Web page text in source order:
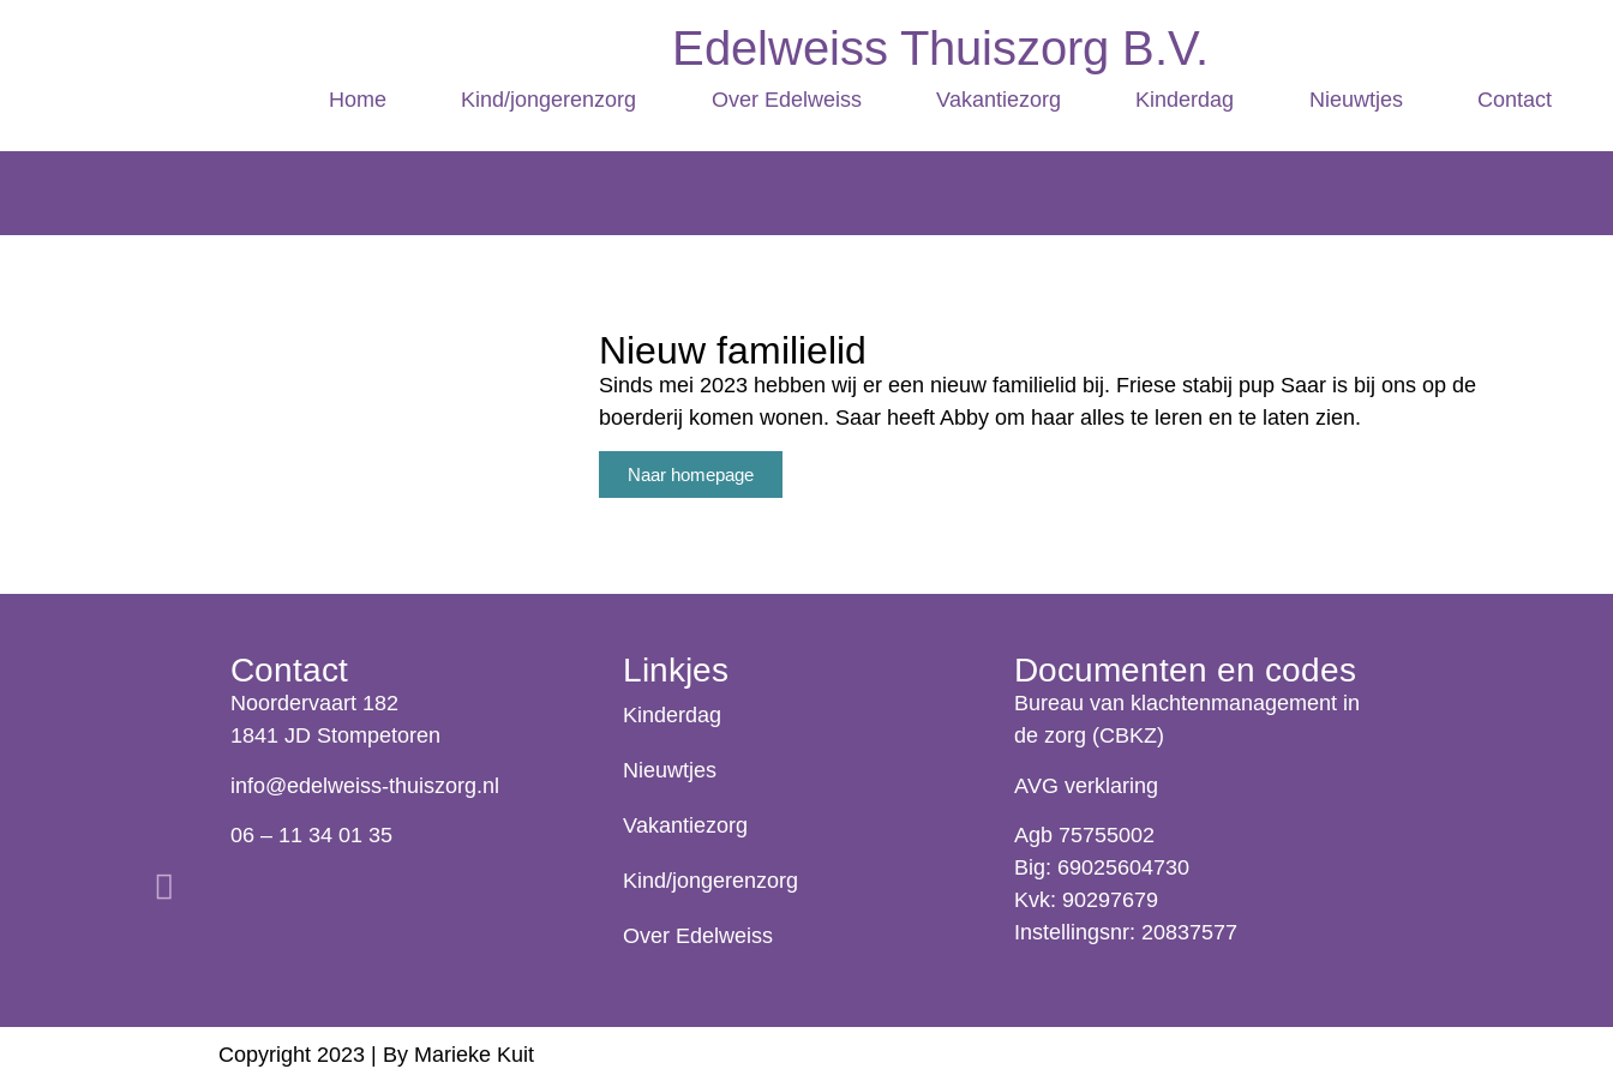
Edelweiss Thuiszorg B.V.
Home Kind/jongerenzorg Over Edelweiss Vakantiezorg Kinderdag Nieuwtjes Contact
Nieuw familielid
Sinds mei 2023 hebben wij er een nieuw familielid bij. Friese stabij pup Saar is bij ons op de
boerderij komen wonen. Saar heeft Abby om haar alles te leren en te laten zien.
Naar homepage
Contact
Noordervaart 182
1841 JD Stompetoren
info@edelweiss-thuiszorg.nl
06 – 11 34 01 35
Linkjes
Kinderdag
Nieuwtjes
Vakantiezorg
Kind/jongerenzorg
Over Edelweiss
Documenten en codes
Bureau van klachtenmanagement in
de zorg (CBKZ)
AVG verklaring
Agb 75755002
Big: 69025604730
Kvk: 90297679
Instellingsnr: 20837577
Copyright 2023 | By Marieke Kuit